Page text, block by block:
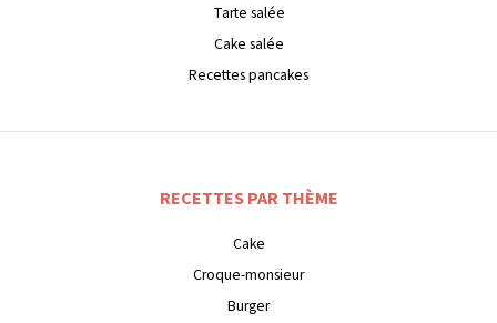
Tarte salée
Cake salée
Recettes pancakes
RECETTES PAR THÈME
Cake
Croque-monsieur
Burger